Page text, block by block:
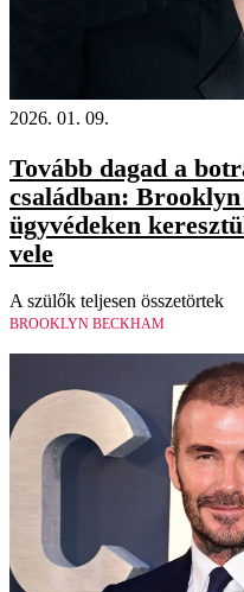
2026. 01. 09.
Tovább dagad a
családban:
ügyvédeken
vele
A szülők teljesen összetörtek
BROOKLYN BECKHAM